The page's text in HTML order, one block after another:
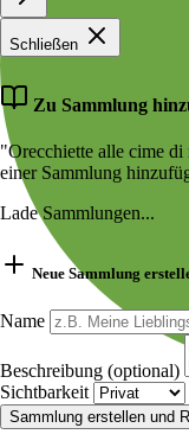
Schließen
Zu Sammlung
"Orecchiette alle cime
einer Sammlung
Lade Sammlungen...
Neue Sammlung
Name
Beschreibung (optional)
Sichtbarkeit
Sammlung erstellen und